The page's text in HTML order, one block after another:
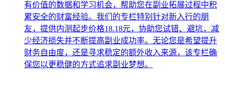
有价值的数据和学习机会，帮助您在副业拓展过程中积
累安全的财富经验。我们的专栏特别针对新入行的朋
友，提供内测起步价格18.18元，协助您试错、避坑，减
少经济损失并不断提高副业成功率。无论您是希望提升
财务自由度，还是寻求稳定的额外收入来源，该专栏确
保您以更稳健的方式追求副业梦想。